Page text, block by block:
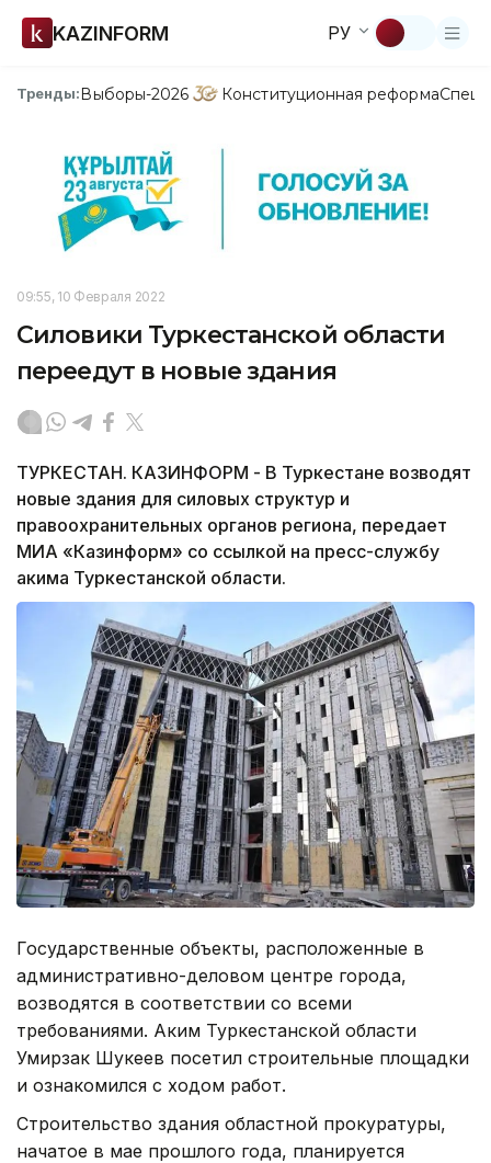
KAZINFORM РУ
Тренды:Выборы-2026 Конституционная реформа
09:55, 10 Февраля 2022
Силовики Туркестанской области
переедут в новые здания
ТУРКЕСТАН. КАЗИНФОРМ - В Туркестане возводят
новые здания для силовых структур и
правоохранительных органов региона, передает
МИА «Казинформ» со ссылкой на пресс-службу
акима Туркестанской области.
Государственные объекты, расположенные в
административно-деловом центре города,
возводятся в соответствии со всеми
требованиями. Аким Туркестанской области
Умирзак Шукеев посетил строительные площадки
и ознакомился с ходом работ.
Строительство здания областной прокуратуры,
начатое в мае прошлого года, планируется